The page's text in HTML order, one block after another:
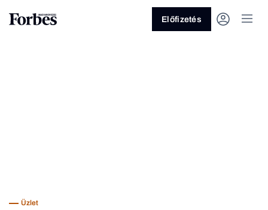
Előfizetés
Üzlet